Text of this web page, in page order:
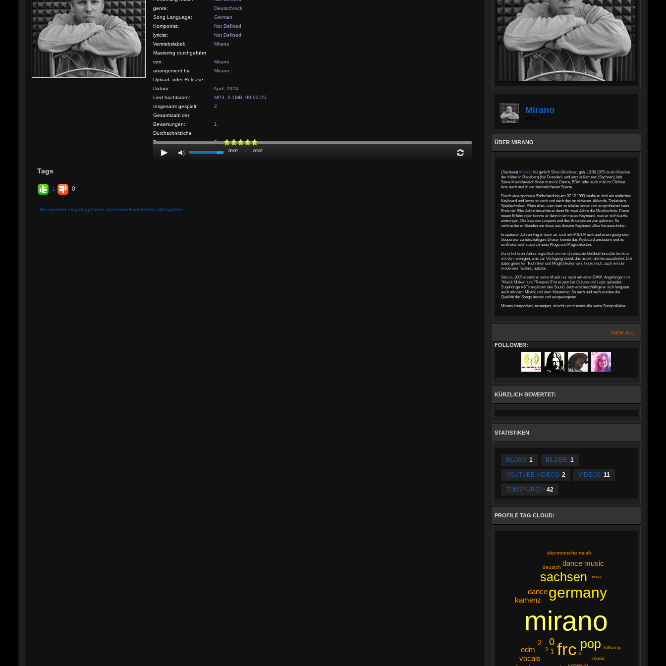
genre:
Deutschrock
Song Language:
German
Komponist:
Not Defined
lyricist:
Not Defined
Vertriebslabel:
Mirano
Mastering durchgeführt
von:
Mirano
arrangement by:
Mirano
Upload- oder Release-
Datum:
April, 2024
Lied hochladen:
MP3, 3.1MB, 00:03:25
Insgesamt gespielt:
2
Gesamtzahl der
Bewertungen:
1
Durchschnittliche
Bewertung:
5
00:00 / 00:00
Tags
1 0
Sie müssen eingeloggt sein, um einen Kommentar abzugeben
Mirano
ÜBER MIRANO
(Sachsen) Mirano, bürgerlich Silvio Brückner, geb. 13.06.1975 ist ein Musiker,
der früher in Radeberg (bei Dresden) und jetzt in Kamenz (Sachsen) lebt.
Seine Musikbereich findet man im Dance, EDM oder auch mal im Chillout
bzw auch mal in der besinnlicheren Sparte.
Durch eine spontane Endscheidung am 07.12.1993 kaufte er sich ein einfaches
Keyboard und lernte so nach und nach das musizieren. Akkorde, Tonleidern,
Spieltechniken. Eben alles, was man so alleine lernen und ausprobieren kann.
Ende der 90er Jahre besuchte er dann für zwei Jahre die Musikschule. Diese
neuen Erfahrungen konnte er dann in ein neues Keyboard, was er sich kaufte,
einbringen. Die Idee des Loopens und des Arrangieren war geboren. So
verbrachte er Stunden um diese aus diesem Keyboard alles herauszuholen.
In späteren Jahren fing er dann an, sich mit MIDI-Musik und einen geeigneten
Sequenzer zu beschäftigen. Dieser konnte das Keyboard ansteuern und es
eröffneten sich dadurch neue Wege und Möglichkeiten.
Da in früheren Jahren eigentlich immer chronische Geldnot herschte lernte er
mit dem wenigen, was zur Verfügung stand, das maximale herauszuholen. Die
dabei gelernten Techniken und Möglichkeiten sind heute noch, auch mit der
modernen Technik, nutzbar.
Seit ca. 2005 erstellt er seine Musik nur noch mit einer DAW. Angefangen mit
"Musik Maker" und "Reason 3"ist er jetzt bei Cubase und Logic gelandet.
Zugehörige VSTs ergänzen den Sound. Jetzt erst beschäftige er sich langsam
auch mit dem Mixing und dem Mastering. So nach und nach wurden die
Qualität der Songs besser und ausgewogener.
Mirano komponiert, arrangiert, mischt und mastert alle seine Songs alleine.
VIEW ALL
FOLLOWER:
KÜRZLICH BEWERTET:
STATISTIKEN
BLOGS: 1 BILDER: 1
YOUTUBE-VIDEOS: 2 VIDEOS: 11
TONSPUREN: 42
PROFILE TAG CLOUD:
mirano
frc
germany
pop
sachsen
0
dance
dance music
1
edm
vocals
2
kamenz
3
music
electronische musik
hillsong
4
deutsch
imac